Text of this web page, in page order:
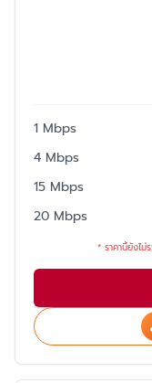
1 Mbps
4 Mbps
15 Mbps
20 Mbps
* ราคานี้ยังไม่